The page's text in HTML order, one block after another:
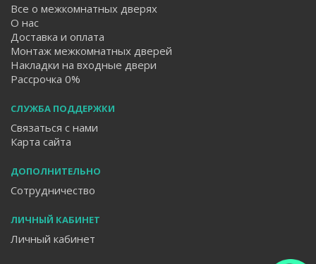
Все о межкомнатных дверях
О нас
Доставка и оплата
Монтаж межкомнатных дверей
Накладки на входные двери
Рассрочка 0%
СЛУЖБА ПОДДЕРЖКИ
Связаться с нами
Карта сайта
ДОПОЛНИТЕЛЬНО
Сотрудничество
ЛИЧНЫЙ КАБИНЕТ
Личный кабинет